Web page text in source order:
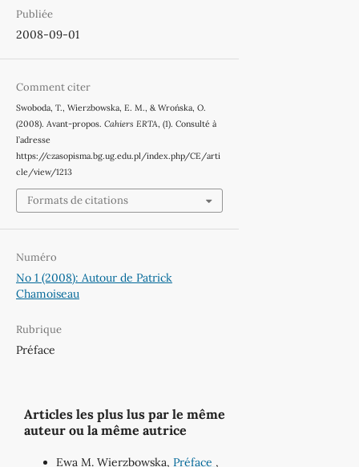
Publiée
2008-09-01
Comment citer
Swoboda, T., Wierzbowska, E. M., & Wrońska, O.
(2008). Avant-propos. Cahiers ERTA, (1). Consulté à
l’adresse
https://czasopisma.bg.ug.edu.pl/index.php/CE/arti
cle/view/1213
Formats de citations
Numéro
No 1 (2008): Autour de Patrick
Chamoiseau
Rubrique
Préface
Articles les plus lus par le même
auteur ou la même autrice
Ewa M. Wierzbowska, Préface ,